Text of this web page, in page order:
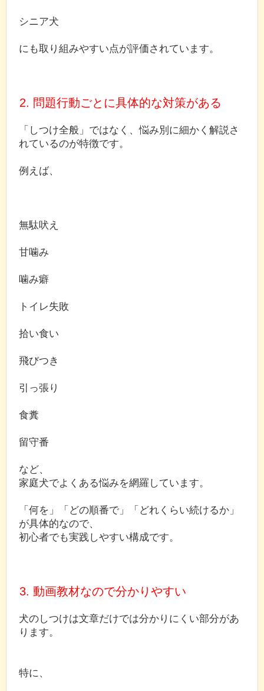
シニア犬
にも取り組みやすい点が評価されています。
2. 問題行動ごとに具体的な対策がある
「しつけ全般」ではなく、悩み別に細かく解説さ
れているのが特徴です。
例えば、
無駄吠え
甘噛み
噛み癖
トイレ失敗
拾い食い
飛びつき
引っ張り
食糞
留守番
など、
家庭犬でよくある悩みを網羅しています。
「何を」「どの順番で」「どれくらい続けるか」
が具体的なので、
初心者でも実践しやすい構成です。
3. 動画教材なので分かりやすい
犬のしつけは文章だけでは分かりにくい部分があ
ります。
特に、